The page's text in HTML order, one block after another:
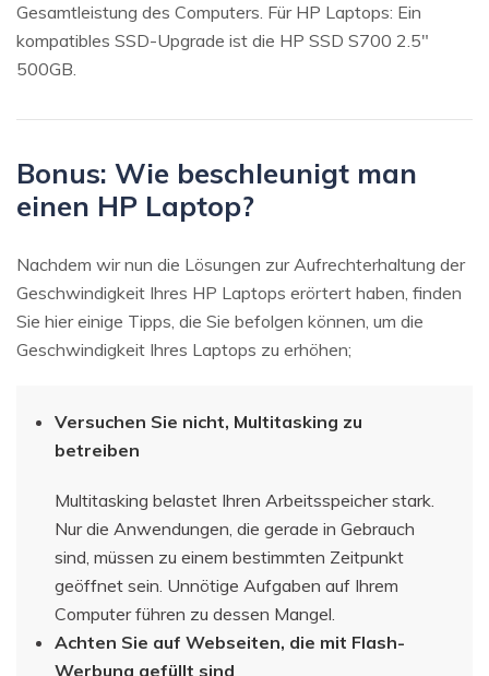
Gesamtleistung des Computers. Für HP Laptops: Ein
kompatibles SSD-Upgrade ist die HP SSD S700 2.5″
500GB.
Bonus: Wie beschleunigt man
einen HP Laptop?
Nachdem wir nun die Lösungen zur Aufrechterhaltung der
Geschwindigkeit Ihres HP Laptops erörtert haben, finden
Sie hier einige Tipps, die Sie befolgen können, um die
Geschwindigkeit Ihres Laptops zu erhöhen;
Versuchen Sie nicht, Multitasking zu
betreiben
Multitasking belastet Ihren Arbeitsspeicher stark.
Nur die Anwendungen, die gerade in Gebrauch
sind, müssen zu einem bestimmten Zeitpunkt
geöffnet sein. Unnötige Aufgaben auf Ihrem
Computer führen zu dessen Mangel.
Achten Sie auf Webseiten, die mit Flash-
Werbung gefüllt sind